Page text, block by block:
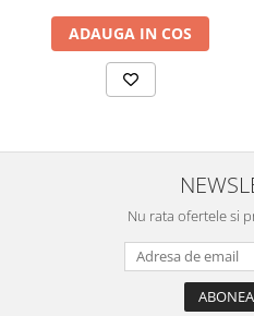
ADAUGA IN COS
Nu rata ofertele si